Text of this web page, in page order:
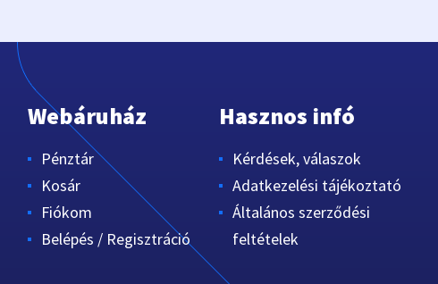
Webáruház
Pénztár
Kosár
Fiókom
Belépés / Regisztráció
Hasznos infó
Kérdések, válaszok
Adatkezelési tájékoztató
Általános szerződési
feltételek